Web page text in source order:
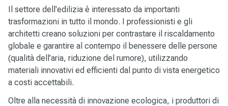
Il settore dell'edilizia è interessato da importanti
trasformazioni in tutto il mondo. I professionisti e gli
architetti creano soluzioni per contrastare il riscaldamento
globale e garantire al contempo il benessere delle persone
(qualità dell’aria, riduzione del rumore), utilizzando
materiali innovativi ed efficienti dal punto di vista energetico
a costi accettabili.
Oltre alla necessità di innovazione ecologica, i produttori di